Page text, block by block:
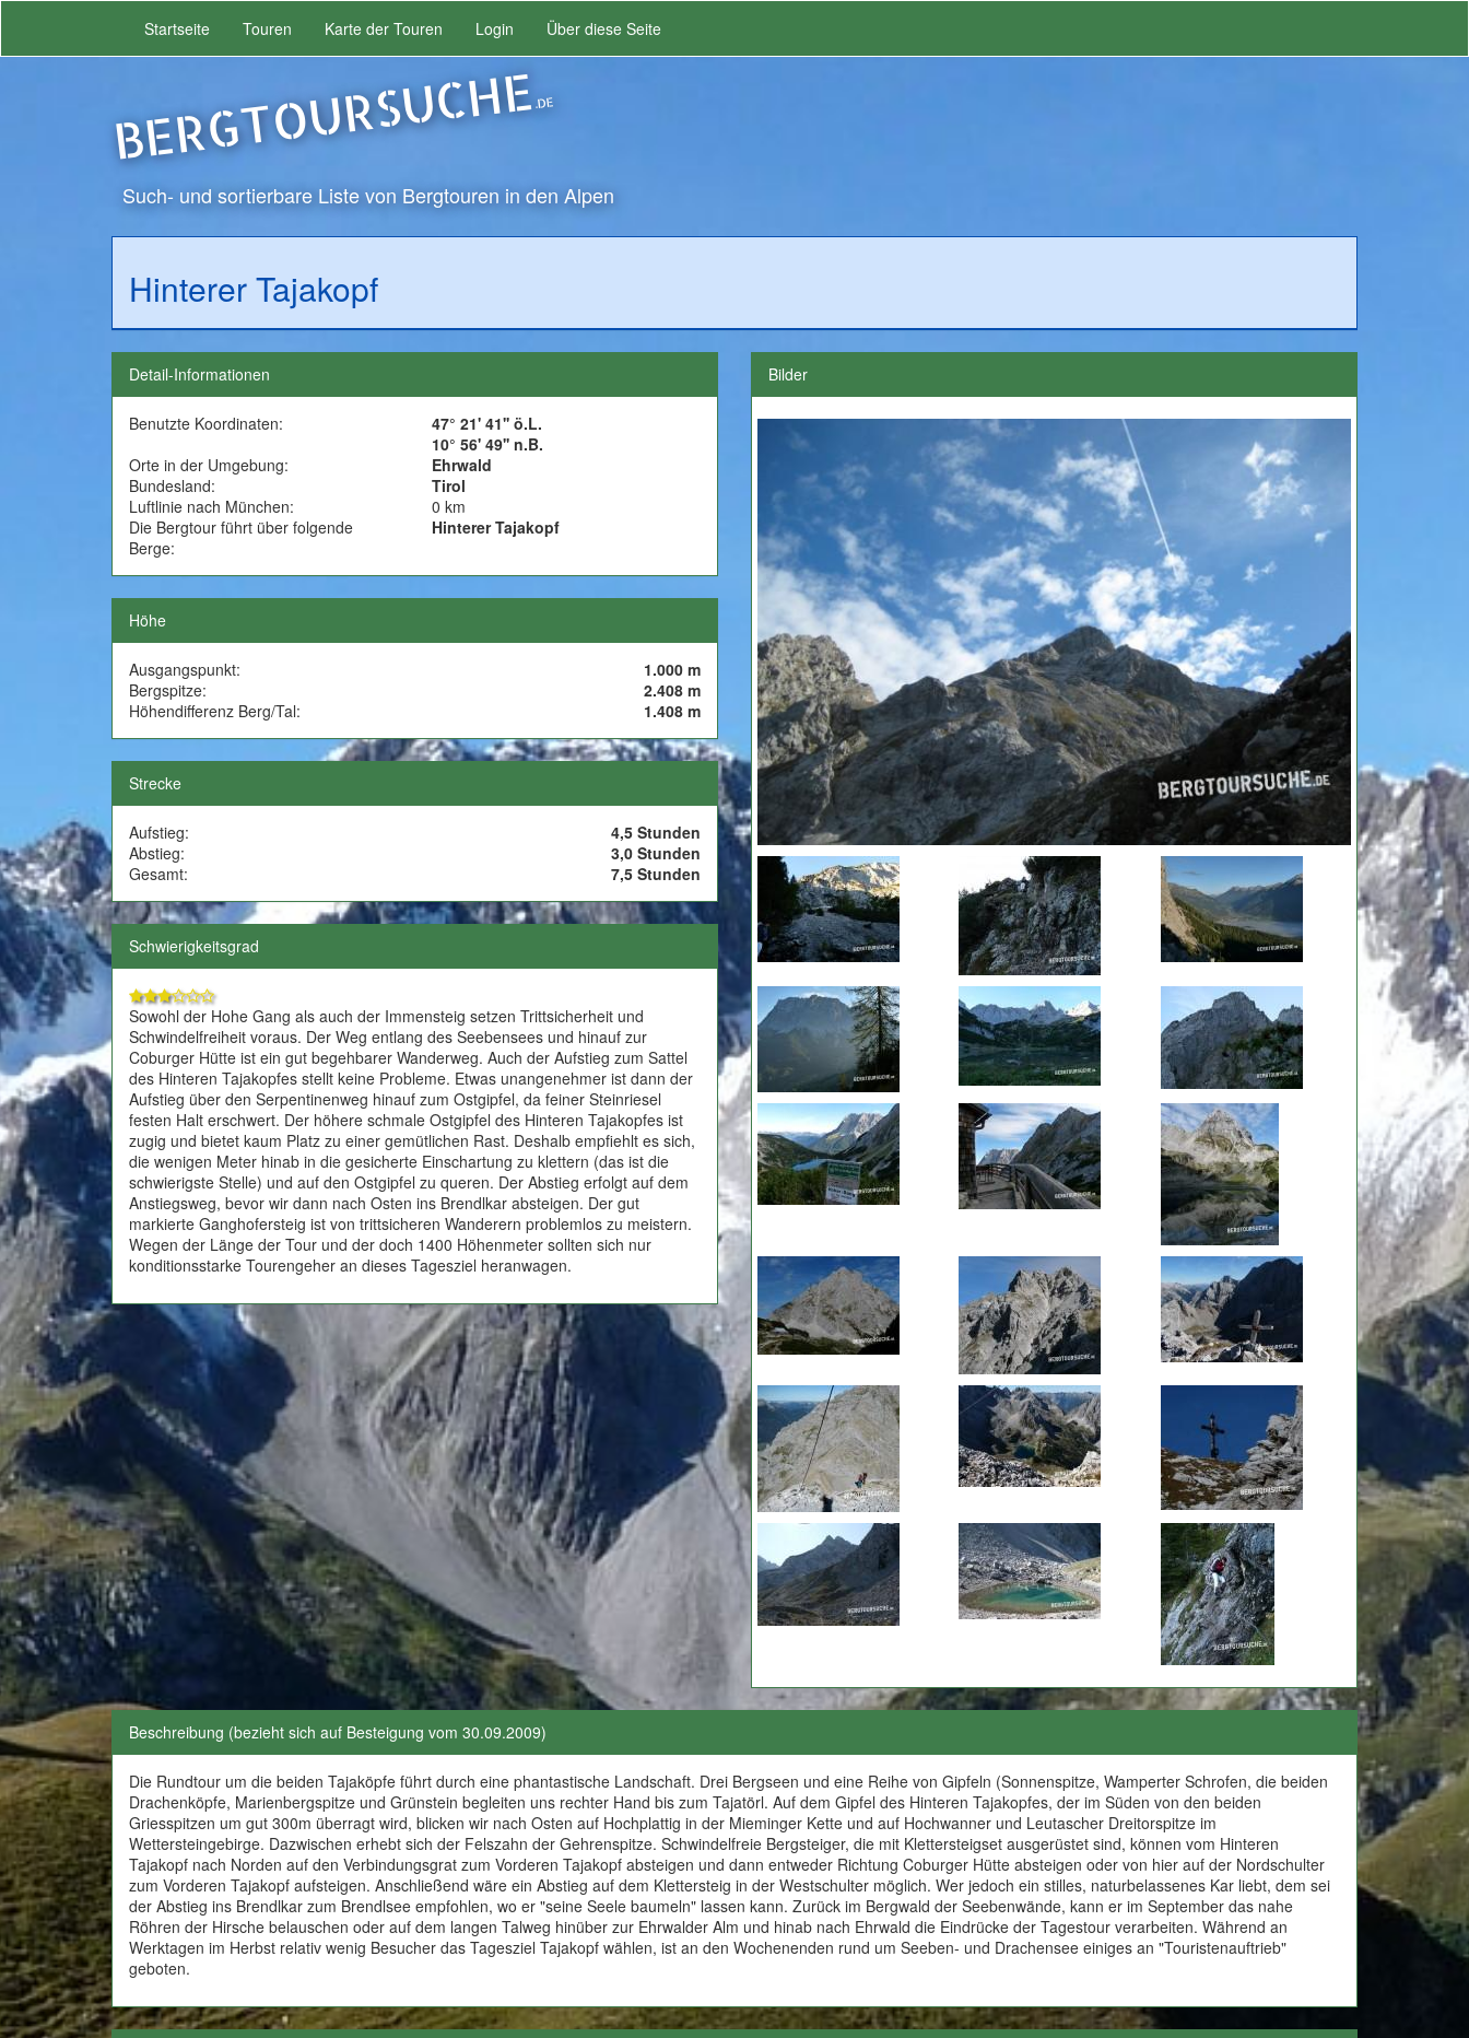
Startseite Touren Karte der Touren Login Über diese Seite
BERGTOURSUCHE.DE
Such- und sortierbare Liste von Bergtouren in den Alpen
Hinterer Tajakopf
Detail-Informationen
Benutzte Koordinaten:
47° 21' 41'' ö.L.
10° 56' 49'' n.B.
Orte in der Umgebung:
Ehrwald
Bundesland:
Tirol
Luftlinie nach München:
0 km
Die Bergtour führt über folgende
Berge:
Hinterer Tajakopf
Höhe
Ausgangspunkt:
1.000 m
Bergspitze:
2.408 m
Höhendifferenz Berg/Tal:
1.408 m
Strecke
Aufstieg:
4,5 Stunden
Abstieg:
3,0 Stunden
Gesamt:
7,5 Stunden
Schwierigkeitsgrad
Sowohl der Hohe Gang als auch der Immensteig setzen Trittsicherheit und
Schwindelfreiheit voraus. Der Weg entlang des Seebensees und hinauf zur
Coburger Hütte ist ein gut begehbarer Wanderweg. Auch der Aufstieg zum Sattel
des Hinteren Tajakopfes stellt keine Probleme. Etwas unangenehmer ist dann der
Aufstieg über den Serpentinenweg hinauf zum Ostgipfel, da feiner Steinriesel
festen Halt erschwert. Der höhere schmale Ostgipfel des Hinteren Tajakopfes ist
zugig und bietet kaum Platz zu einer gemütlichen Rast. Deshalb empfiehlt es sich,
die wenigen Meter hinab in die gesicherte Einschartung zu klettern (das ist die
schwierigste Stelle) und auf den Ostgipfel zu queren. Der Abstieg erfolgt auf dem
Anstiegsweg, bevor wir dann nach Osten ins Brendlkar absteigen. Der gut
markierte Ganghofersteig ist von trittsicheren Wanderern problemlos zu meistern.
Wegen der Länge der Tour und der doch 1400 Höhenmeter sollten sich nur
konditionsstarke Tourengeher an dieses Tagesziel heranwagen.
Bilder
Beschreibung (bezieht sich auf Besteigung vom 30.09.2009)
Die Rundtour um die beiden Tajaköpfe führt durch eine phantastische Landschaft. Drei Bergseen und eine Reihe von Gipfeln (Sonnenspitze, Wamperter Schrofen, die beiden
Drachenköpfe, Marienbergspitze und Grünstein begleiten uns rechter Hand bis zum Tajatörl. Auf dem Gipfel des Hinteren Tajakopfes, der im Süden von den beiden
Griesspitzen um gut 300m überragt wird, blicken wir nach Osten auf Hochplattig in der Mieminger Kette und auf Hochwanner und Leutascher Dreitorspitze im
Wettersteingebirge. Dazwischen erhebt sich der Felszahn der Gehrenspitze. Schwindelfreie Bergsteiger, die mit Klettersteigset ausgerüstet sind, können vom Hinteren
Tajakopf nach Norden auf den Verbindungsgrat zum Vorderen Tajakopf absteigen und dann entweder Richtung Coburger Hütte absteigen oder von hier auf der Nordschulter
zum Vorderen Tajakopf aufsteigen. Anschließend wäre ein Abstieg auf dem Klettersteig in der Westschulter möglich. Wer jedoch ein stilles, naturbelassenes Kar liebt, dem sei
der Abstieg ins Brendlkar zum Brendlsee empfohlen, wo er "seine Seele baumeln" lassen kann. Zurück im Bergwald der Seebenwände, kann er im September das nahe
Röhren der Hirsche belauschen oder auf dem langen Talweg hinüber zur Ehrwalder Alm und hinab nach Ehrwald die Eindrücke der Tagestour verarbeiten. Während an
Werktagen im Herbst relativ wenig Besucher das Tagesziel Tajakopf wählen, ist an den Wochenenden rund um Seeben- und Drachensee einiges an "Touristenauftrieb"
geboten.